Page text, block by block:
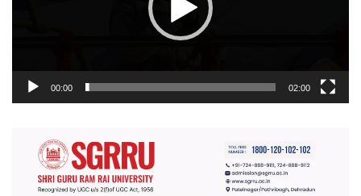
00:00 02:00